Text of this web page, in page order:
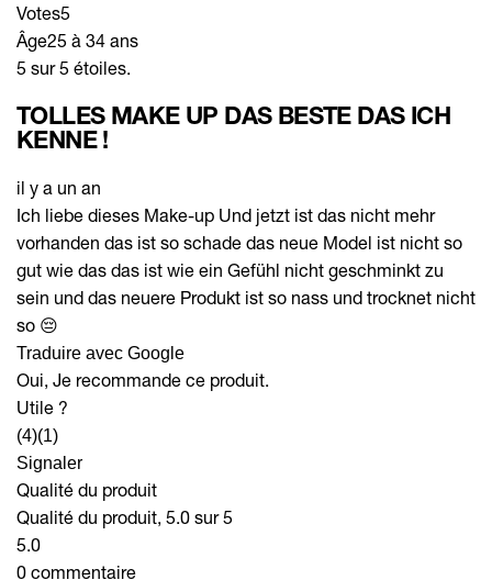
Votes5
Âge25 à 34 ans
5 sur 5 étoiles.
TOLLES MAKE UP DAS BESTE DAS ICH
KENNE !
il y a un an
Ich liebe dieses Make-up Und jetzt ist das nicht mehr
vorhanden das ist so schade das neue Model ist nicht so
gut wie das das ist wie ein Gefühl nicht geschminkt zu
sein und das neuere Produkt ist so nass und trocknet nicht
so 😔
Traduire avec Google
Oui, Je recommande ce produit.
Utile ?
(4)(1)
Signaler
Qualité du produit
Qualité du produit, 5.0 sur 5
5.0
0 commentaire